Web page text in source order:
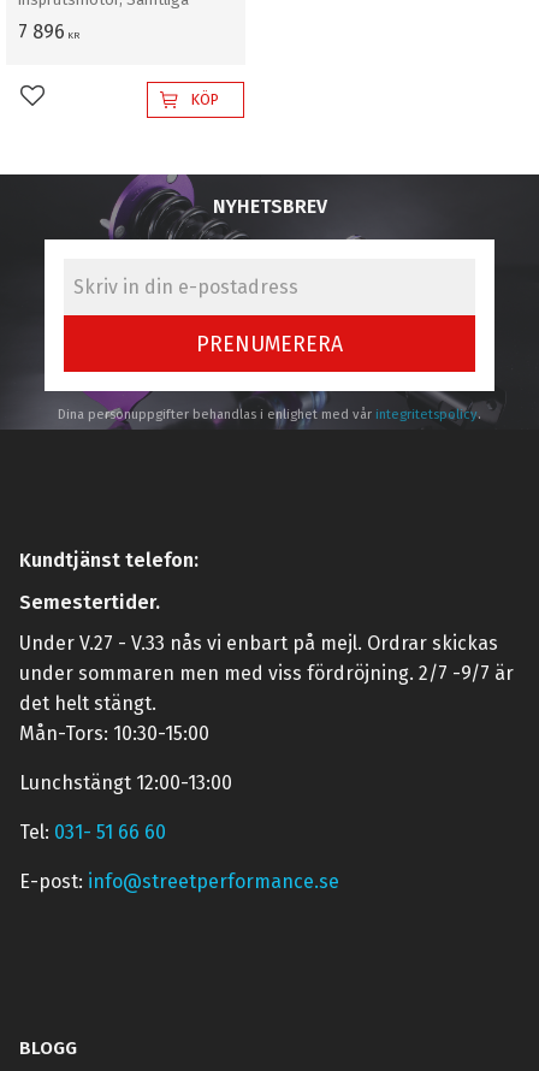
7 896 KR
Lägg till i favoriterKÖP
NYHETSBREV
PRENUMERERA
Dina personuppgifter behandlas i enlighet med vår integritetspolicy.
Kundtjänst telefon:
Semestertider.
Under V.27 - V.33 nås vi enbart på mejl. Ordrar skickas
under sommaren men med viss fördröjning. 2/7 -9/7 är
det helt stängt.
Mån-Tors: 10:30-15:00
Lunchstängt 12:00-13:00
Tel: 031- 51 66 60
E-post: info@streetperformance.se
BLOGG